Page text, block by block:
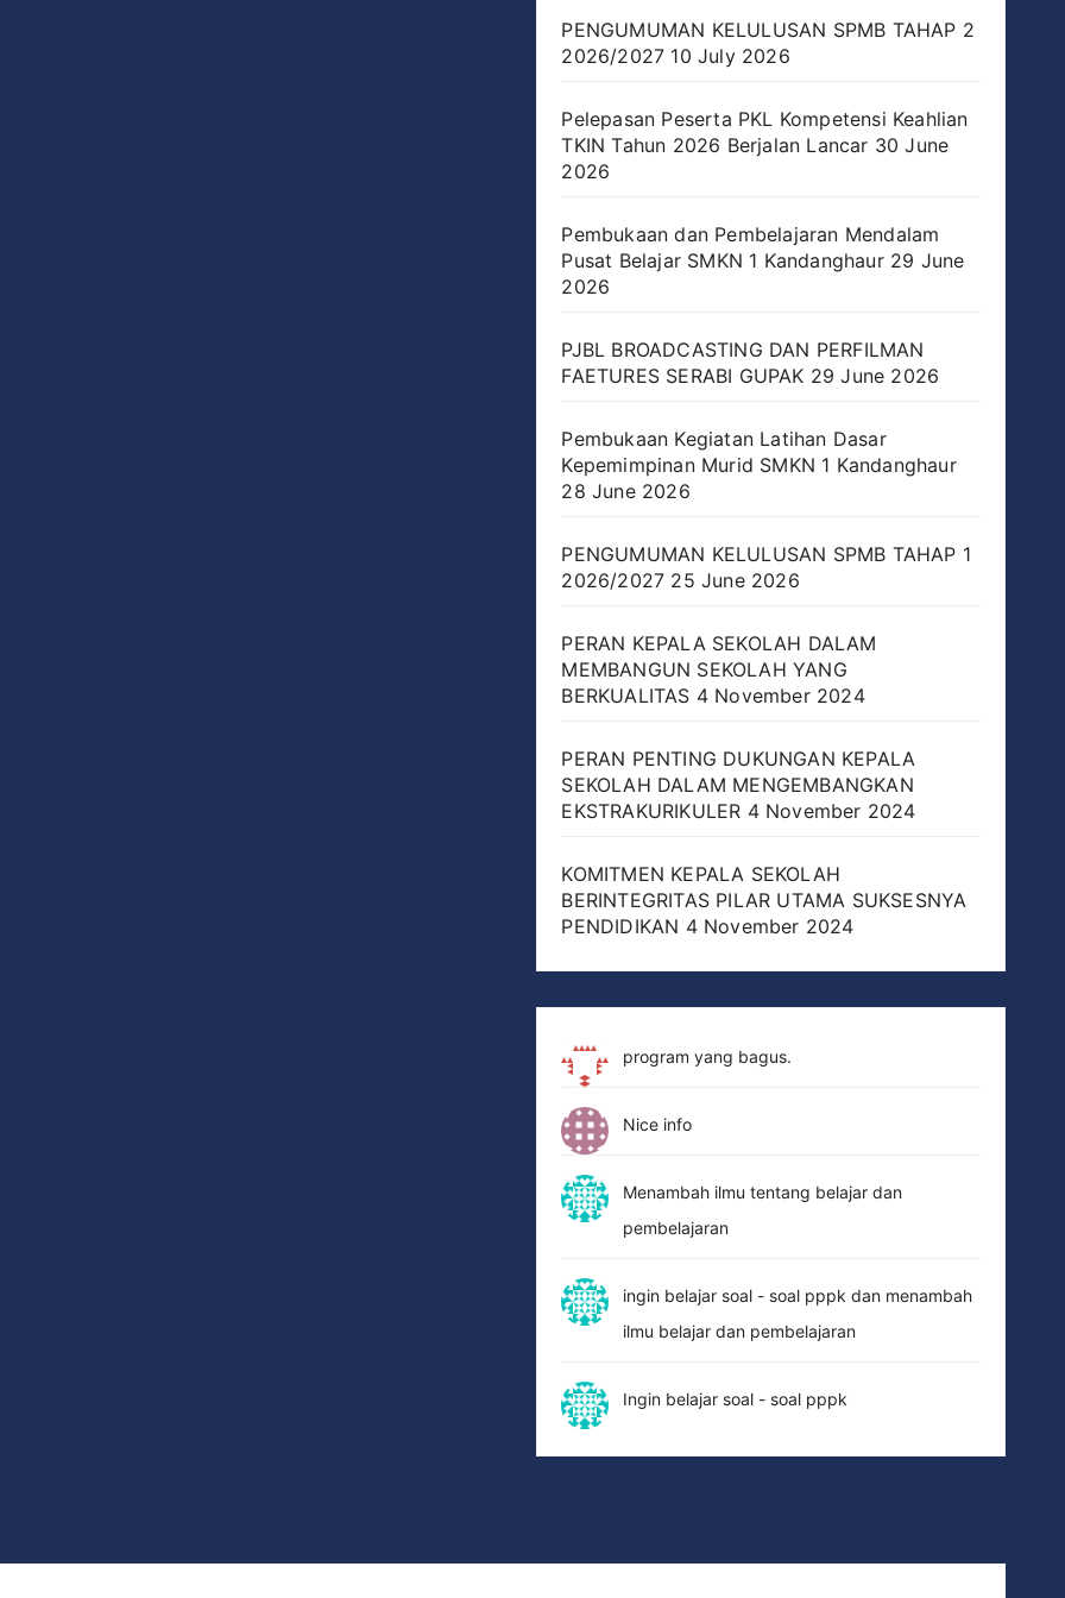
PENGUMUMAN KELULUSAN SPMB TAHAP 2
2026/2027 10 July 2026
Pelepasan Peserta PKL Kompetensi Keahlian
TKIN Tahun 2026 Berjalan Lancar 30 June
2026
Pembukaan dan Pembelajaran Mendalam
Pusat Belajar SMKN 1 Kandanghaur 29 June
2026
PJBL BROADCASTING DAN PERFILMAN
FAETURES SERABI GUPAK 29 June 2026
Pembukaan Kegiatan Latihan Dasar
Kepemimpinan Murid SMKN 1 Kandanghaur
28 June 2026
PENGUMUMAN KELULUSAN SPMB TAHAP 1
2026/2027 25 June 2026
PERAN KEPALA SEKOLAH DALAM
MEMBANGUN SEKOLAH YANG
BERKUALITAS 4 November 2024
PERAN PENTING DUKUNGAN KEPALA
SEKOLAH DALAM MENGEMBANGKAN
EKSTRAKURIKULER 4 November 2024
KOMITMEN KEPALA SEKOLAH
BERINTEGRITAS PILAR UTAMA SUKSESNYA
PENDIDIKAN 4 November 2024
program yang bagus.
Nice info
Menambah ilmu tentang belajar dan
pembelajaran
ingin belajar soal - soal pppk dan menambah
ilmu belajar dan pembelajaran
Ingin belajar soal - soal pppk